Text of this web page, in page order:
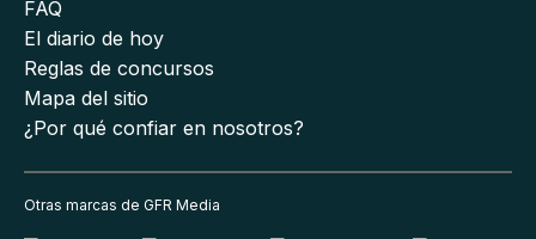
FAQ
El diario de hoy
Reglas de concursos
Mapa del sitio
¿Por qué confiar en nosotros?
Otras marcas de GFR Media